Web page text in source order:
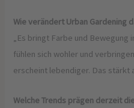
Wie verändert Urban Gardening
„Es bringt Farbe und Bewegung
fühlen sich wohler und
erscheint lebendiger. Das stärkt
Welche Trends prägen derzeit